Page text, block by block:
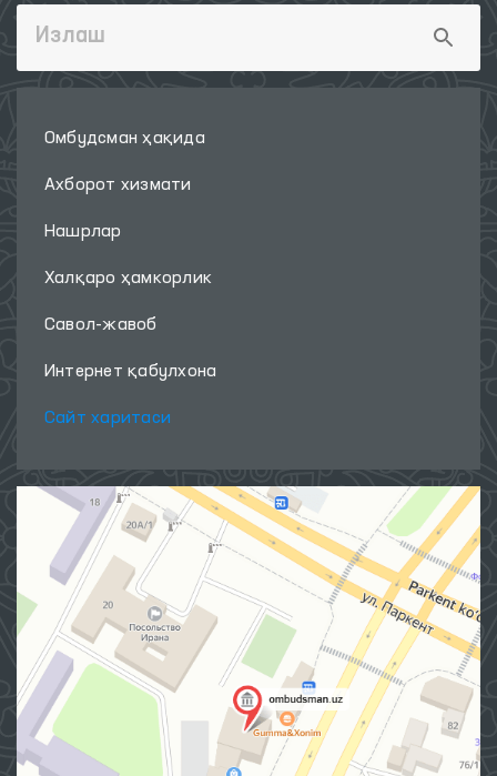
Омбудсман ҳақида
Ахборот хизмати
Нашрлар
Халқаро ҳамкорлик
Савол-жавоб
Интернет қабулхона
Сайт харитаси